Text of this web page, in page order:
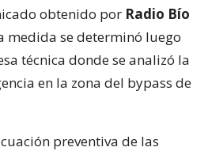
obtenido por Radio Bío
medida se determinó luego
técnica donde se analizó la
en la zona del bypass de
preventiva de las